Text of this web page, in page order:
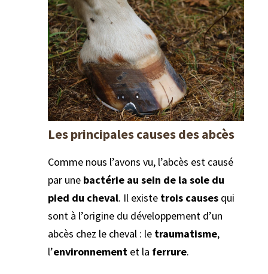
Les principales causes des abcès
Comme nous l’avons vu, l’abcès est causé
par une bactérie au sein de la sole du
pied du cheval. Il existe trois causes qui
sont à l’origine du développement d’un
abcès chez le cheval : le traumatisme,
l’environnement et la ferrure.